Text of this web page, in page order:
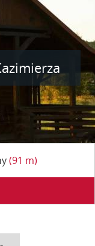
(91 m)